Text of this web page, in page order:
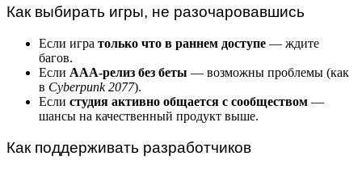
Как выбирать игры, не разочаровавшись
Если игра только что в раннем доступе — ждите
багов.
Если AAA-релиз без беты — возможны проблемы (как
в Cyberpunk 2077).
Если студия активно общается с сообществом —
шансы на качественный продукт выше.
Как поддерживать разработчиков